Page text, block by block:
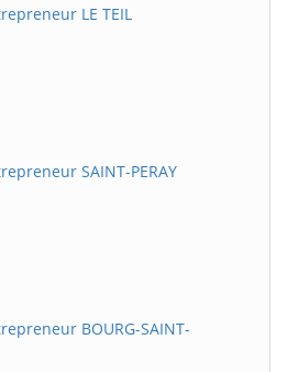
LE TEIL
SAINT-PERAY
BOURG-SAINT-